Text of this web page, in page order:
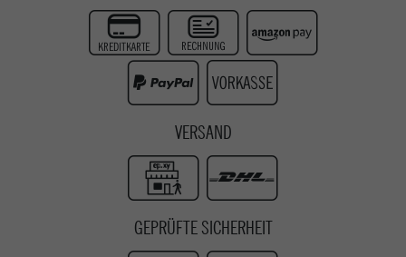
Instagram
Youtube
VERSAND
GEPRÜFTE SICHERHEIT